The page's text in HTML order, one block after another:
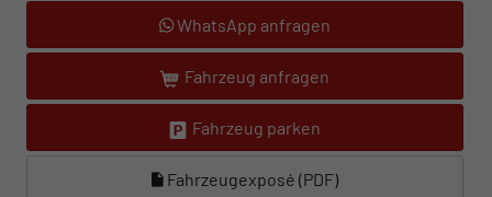
WhatsApp anfragen
Fahrzeug anfragen
Fahrzeug parken
Fahrzeugexposé (PDF)